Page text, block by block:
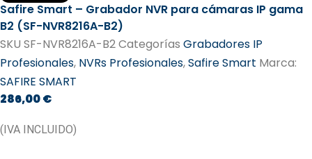
Safire Smart – Grabador NVR para cámaras IP gama
B2 (SF-NVR8216A-B2)
SKU SF-NVR8216A-B2Categorías Grabadores IP
Profesionales, NVRs Profesionales,Safire Smart Marca:
SAFIRE SMART
286,00€
(IVA INCLUIDO)